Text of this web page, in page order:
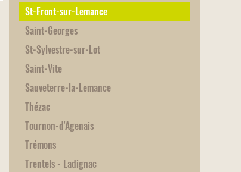
St-Front-sur-Lemance
Saint-Georges
St-Sylvestre-sur-Lot
Saint-Vite
Sauveterre-la-Lemance
Thézac
Tournon-d'Agenais
Trémons
Trentels - Ladignac